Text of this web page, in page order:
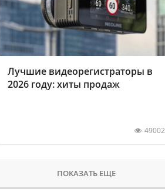
Лучшие видеорегистраторы в
2026 году: хиты продаж
49002
ПОКАЗАТЬ ЕЩЕ